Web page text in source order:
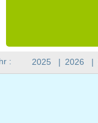
: 2025 | 2026 |